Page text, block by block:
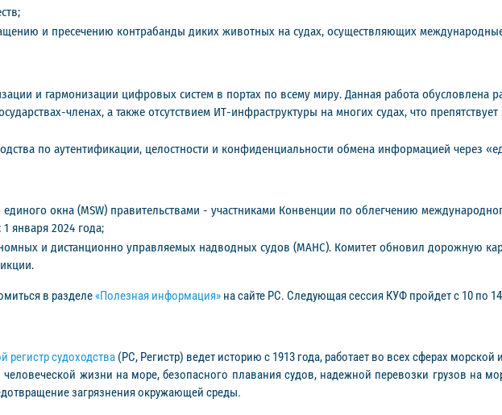
и пресечению контрабанды диких животных на судах, осуществляющих
и гармонизации цифровых систем в портах по всему миру. Данная работа обусловлена
членах, а также отсутствием ИТ-инфраструктуры на многих судах, что
по аутентификации, целостности и конфиденциальности обмена информацией через
окна (MSW) правительствами - участниками Конвенции по облегчению
января 2024 года;
и дистанционно управляемых надводных судов (МАНС). Комитет обновил дорожную
в разделе «Полезная информация» на сайте РС. Следующая сессия КУФ пройдет с 10 по 14
судоходства (РС, Регистр) ведет историю с 1913 года, работает во всех сферах
жизни на море, безопасного плавания судов, надежной перевозки грузов на
загрязнения окружающей среды.